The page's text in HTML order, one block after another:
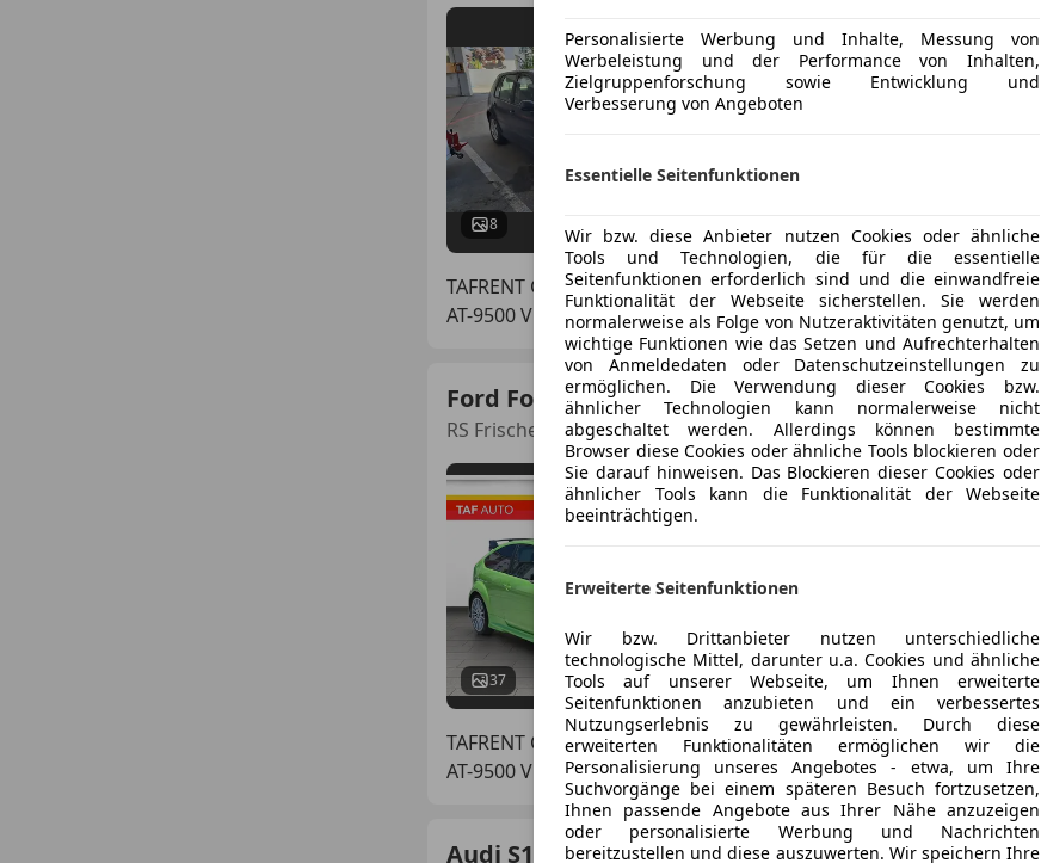
8
€ 499
11/2001 268 276 km
TAFRENT GmbH
AT-9500 Villach
Ford Focus
RS Frischer großer Service inkl. ZAHNRIEMEN NEU!
37
€ 59 990
Neu 04/2010 17 560 km
TAFRENT GmbH
AT-9500 Villach
Audi S1
Personalisierte Werbung und Inhalte, Messung von
Werbeleistung und der Performance von Inhalten,
Zielgruppenforschung sowie Entwicklung und
Verbesserung von Angeboten
Essentielle Seitenfunktionen
Wir bzw. diese Anbieter nutzen Cookies oder ähnliche
Tools und Technologien, die für die essentielle
Seitenfunktionen erforderlich sind und die einwandfreie
Funktionalität der Webseite sicherstellen. Sie werden
normalerweise als Folge von Nutzeraktivitäten genutzt, um
wichtige Funktionen wie das Setzen und Aufrechterhalten
von Anmeldedaten oder Datenschutzeinstellungen zu
ermöglichen. Die Verwendung dieser Cookies bzw.
ähnlicher Technologien kann normalerweise nicht
abgeschaltet werden. Allerdings können bestimmte
Browser diese Cookies oder ähnliche Tools blockieren oder
Sie darauf hinweisen. Das Blockieren dieser Cookies oder
ähnlicher Tools kann die Funktionalität der Webseite
beeinträchtigen.
Erweiterte Seitenfunktionen
Wir bzw. Drittanbieter nutzen unterschiedliche
technologische Mittel, darunter u.a. Cookies und ähnliche
Tools auf unserer Webseite, um Ihnen erweiterte
Seitenfunktionen anzubieten und ein verbessertes
Nutzungserlebnis zu gewährleisten. Durch diese
erweiterten Funktionalitäten ermöglichen wir die
Personalisierung unseres Angebotes - etwa, um Ihre
Suchvorgänge bei einem späteren Besuch fortzusetzen,
Ihnen passende Angebote aus Ihrer Nähe anzuzeigen
oder personalisierte Werbung und Nachrichten
bereitzustellen und diese auszuwerten. Wir speichern Ihre